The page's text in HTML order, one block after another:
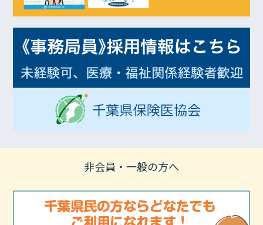
非会員・一般の方へ